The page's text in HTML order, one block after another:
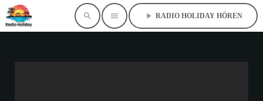
search menu play_arrow RADIO HOLIDAY HÖREN